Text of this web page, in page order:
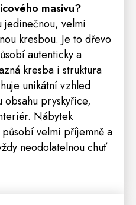
masivu?
jedinečnou, velmi
kresbou. Je to dřevo
autenticky a
kresba i struktura
unikátní vzhled
obsahu pryskyřice,
Nábytek
velmi příjemně a
neodolatelnou chuť